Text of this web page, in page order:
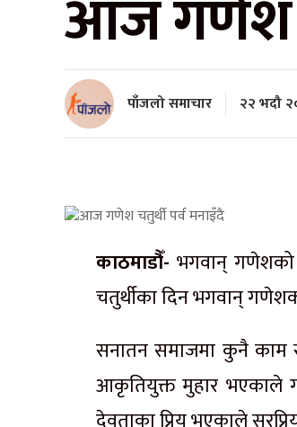
आज गणेश
पाँजलो समाचार २२ भदौ
काठमाडौँ- भगवान्
चतुर्थीका दिन भगवान्
सनातन समाजमा कुनै काम
आकृतियुक्त मुहार भएकाले